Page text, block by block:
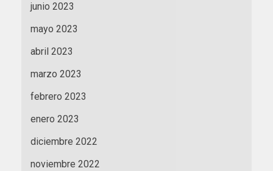
junio 2023
mayo 2023
abril 2023
marzo 2023
febrero 2023
enero 2023
diciembre 2022
noviembre 2022